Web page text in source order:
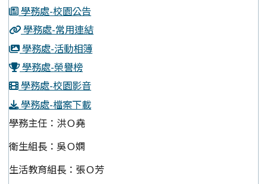
學務處-校園公告
學務處-常用連結
學務處-活動相簿
學務處-榮譽榜
學務處-校園影音
學務處-檔案下載
學務主任：洪Ｏ堯
衛生組長：吳Ｏ嫻
生活教育組長：張Ｏ芳